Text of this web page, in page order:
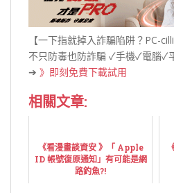
【一下指就掉入詐騙陷阱？PC-
不只防毒也防詐騙 ✓手機✓電腦✓
➔ 》即刻免費下載試用
相關文章:
《看漫畫談資安 》「 Apple
ID 帳號復原通知」有可能是網
路釣魚?!